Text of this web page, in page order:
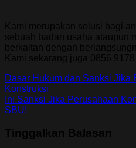
Kami merupakan solusi bagi
sebuah badan usaha ataupun
berkaitan dengan
Kami sekarang juga 0856
Dasar Hukum dan Sanksi Jika
Konstruksi
Ini Sanksi Jika Perusahaan
SBU!
Tinggalkan Balasan